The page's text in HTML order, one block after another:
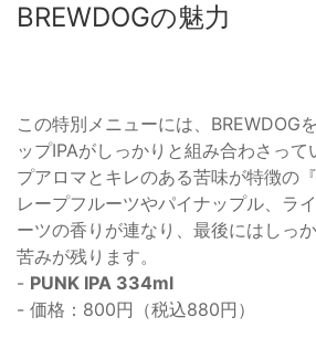
BREWDOGの魅力
この特別メニューには、BREWDOG
ップIPAがしっかりと組み合わさって
プアロマとキレのある苦味が特徴の
レープフルーツやパイナップル、ラ
ーツの香りが連なり、最後にはしっ
苦みが残ります。
- PUNK IPA 334ml
- 価格：800円（税込880円）